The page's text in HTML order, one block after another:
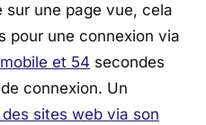
sur une page vue, cela
pour une connexion via
et 54 secondes
connexion. Un
des sites web via son